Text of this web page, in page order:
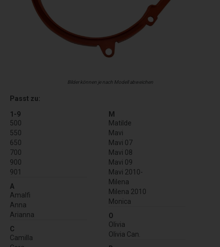
Bilder können je nach Modell abweichen
Passt zu:
1-9
500
550
650
700
900
901
A
Amalfi
Anna
Arianna
C
Camilla
M
Matilde
Mavi
Mavi 07
Mavi 08
Mavi 09
Mavi 2010-
Milena
Milena 2010
Monica
O
Olivia
Olivia Can.